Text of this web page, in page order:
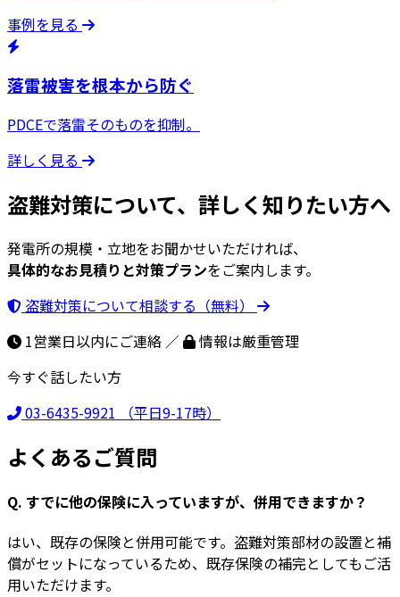
事例を見る
落雷被害を根本から防ぐ
PDCEで落雷そのものを抑制。
詳しく見る
盗難対策について、詳しく知りたい方へ
発電所の規模・立地をお聞かせいただければ、
具体的なお見積りと対策プランをご案内します。
盗難対策について相談する（無料）
1営業日以内にご連絡 ／
情報は厳重管理
今すぐ話したい方
03-6435-9921
（平日9-17時）
よくあるご質問
Q. すでに他の保険に入っていますが、併用できますか？
はい、既存の保険と併用可能です。盗難対策部材の設置と補
償がセットになっているため、既存保険の補完としてもご活
用いただけます。